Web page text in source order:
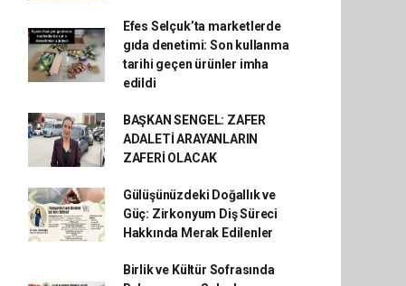
Efes Selçuk’ta marketlerde
gıda denetimi: Son kullanma
tarihi geçen ürünler imha
edildi
BAŞKAN SENGEL: ZAFER
ADALETİ ARAYANLARIN
ZAFERİ OLACAK
Gülüşünüzdeki Doğallık ve
Güç: Zirkonyum Diş Süreci
Hakkında Merak Edilenler
Birlik ve Kültür Sofrasında